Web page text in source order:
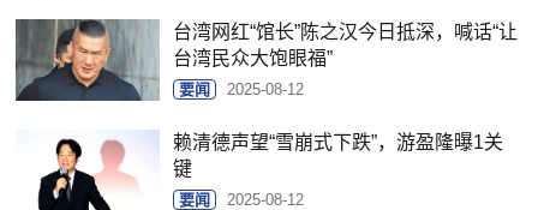
台湾网红“馆长”陈之汉今日抵深，喊话“让
台湾民众大饱眼福”
要闻 2025-08-12
赖清德声望“雪崩式下跌”，游盈隆曝1关
键
要闻 2025-08-12